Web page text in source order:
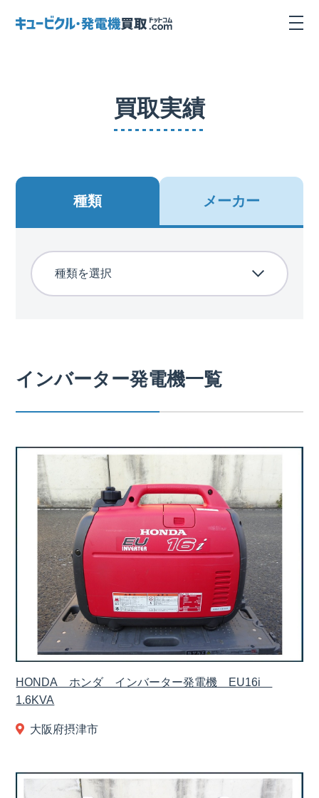
買取実績
種類 メーカー
インバーター発電機一覧
HONDA ホンダ インバーター発電機 EU16i
1.6KVA
大阪府摂津市